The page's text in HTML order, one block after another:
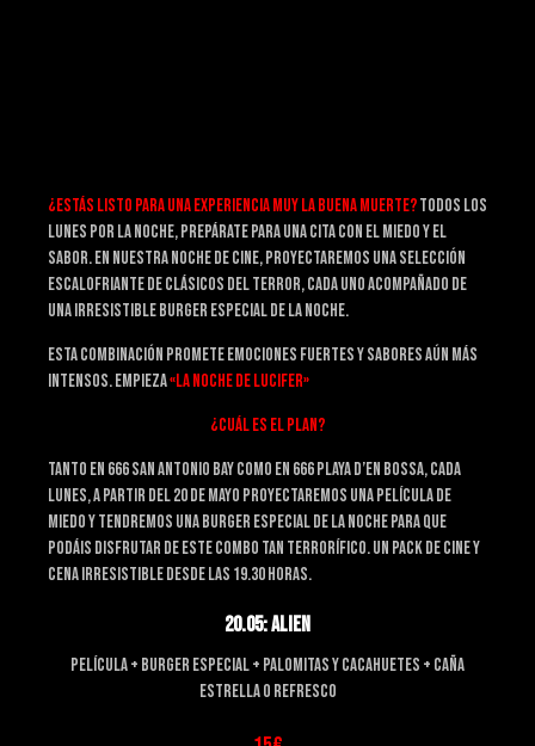
¿Estás listo para una experiencia muy la Buena muerte?Todos los
lunes por la noche, prepárate para una cita con el miedo y el
sabor. En nuestra Noche de Cine, proyectaremos una selección
escalofriante de clásicos del terror, cada uno acompañado de
una irresistible Burger Especial de la noche.
Esta combinación promete emociones fuertes y sabores aún más
intensos. empieza«la noche de lucifer»
¿cuál es el plan?
Tanto en 666 San antonio bay como en 666 playa d’en bossa, cada
lunes, a partir del 20 de mayo proyectaremos una película de
miedo y tendremos una burger especial de la noche para que
podáis disfrutar de este combo tan terrorífico. un pack de cine y
cena irresistible desde las 19.30 horas.
20.05: ALIEN
Película + Burger Especial + Palomitas y Cacahuetes + Caña
estrella o refresco